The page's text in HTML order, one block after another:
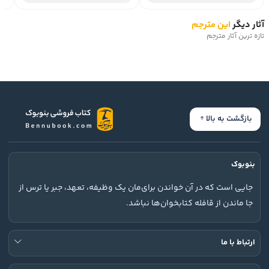
آثار دیگراین مترجم
تازه ترین آثار مترجم
بازگشت به بالا
بنوبوک
جایی است که در آن خواندن برای‌مان یک وظیفه، تعهد، جبر یا ترس از
جا ماندن از قافله کتابخوان‌ها نباشد.
ارتباط با ما